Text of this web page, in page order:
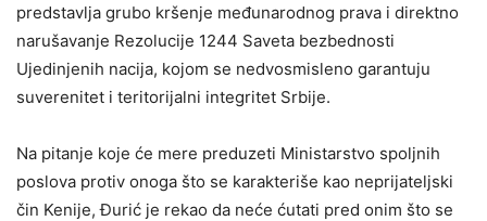
predstavlja grubo kršenje međunarodnog prava i direktno
narušavanje Rezolucije 1244 Saveta bezbednosti
Ujedinjenih nacija, kojom se nedvosmisleno garantuju
suverenitet i teritorijalni integritet Srbije.
Na pitanje koje će mere preduzeti Ministarstvo spoljnih
poslova protiv onoga što se karakteriše kao neprijateljski
čin Kenije, Đurić je rekao da neće ćutati pred onim što se